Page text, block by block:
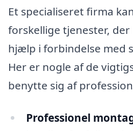
Et specialiseret firma
forskellige tjenester,
hjælp i forbindelse med
Her er nogle af de
benytte sig af
Professionel